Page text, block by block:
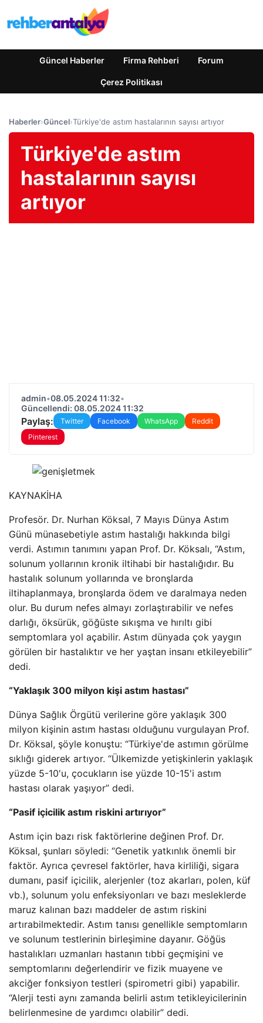
Güncel Haberler Firma Rehberi Forum
Çerez Politikası
Haberler›Güncel›Türkiye'de astım hastalarının sayısı artıyor
Türkiye'de astım
hastalarının sayısı
artıyor
admin•08.05.2024 11:32•
Güncellendi: 08.05.2024 11:32
Paylaş: Twitter Facebook WhatsApp
Reddit
Pinterest
KAYNAKİHA
Profesör. Dr. Nurhan Köksal, 7 Mayıs Dünya Astım
Günü münasebetiyle astım hastalığı hakkında bilgi
verdi. Astımın tanımını yapan Prof. Dr. Köksalı, “Astım,
solunum yollarının kronik iltihabi bir hastalığıdır. Bu
hastalık solunum yollarında ve bronşlarda
iltihaplanmaya, bronşlarda ödem ve daralmaya neden
olur. Bu durum nefes almayı zorlaştırabilir ve nefes
darlığı, öksürük, göğüste sıkışma ve hırıltı gibi
semptomlara yol açabilir. Astım dünyada çok yaygın
görülen bir hastalıktır ve her yaştan insanı etkileyebilir”
dedi.
“Yaklaşık 300 milyon kişi astım hastası”
Dünya Sağlık Örgütü verilerine göre yaklaşık 300
milyon kişinin astım hastası olduğunu vurgulayan Prof.
Dr. Köksal, şöyle konuştu: “Türkiye'de astımın görülme
sıklığı giderek artıyor. “Ülkemizde yetişkinlerin yaklaşık
yüzde 5-10'u, çocukların ise yüzde 10-15'i astım
hastası olarak yaşıyor” dedi.
“Pasif içicilik astım riskini artırıyor”
Astım için bazı risk faktörlerine değinen Prof. Dr.
Köksal, şunları söyledi: “Genetik yatkınlık önemli bir
faktör. Ayrıca çevresel faktörler, hava kirliliği, sigara
dumanı, pasif içicilik, alerjenler (toz akarları, polen, küf
vb.), solunum yolu enfeksiyonları ve bazı mesleklerde
maruz kalınan bazı maddeler de astım riskini
artırabilmektedir. Astım tanısı genellikle semptomların
ve solunum testlerinin birleşimine dayanır. Göğüs
hastalıkları uzmanları hastanın tıbbi geçmişini ve
semptomlarını değerlendirir ve fizik muayene ve
akciğer fonksiyon testleri (spirometri gibi) yapabilir.
“Alerji testi aynı zamanda belirli astım tetikleyicilerinin
belirlenmesine de yardımcı olabilir” dedi.